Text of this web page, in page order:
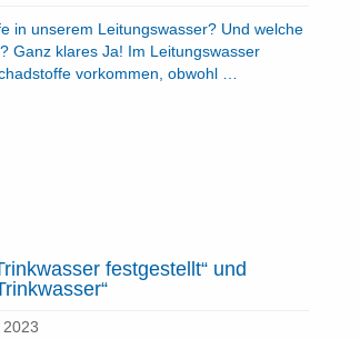
in unserem Leitungswasser? Und welche
Ganz klares Ja! Im Leitungswasser
vorkommen, obwohl …
festgestellt“ und